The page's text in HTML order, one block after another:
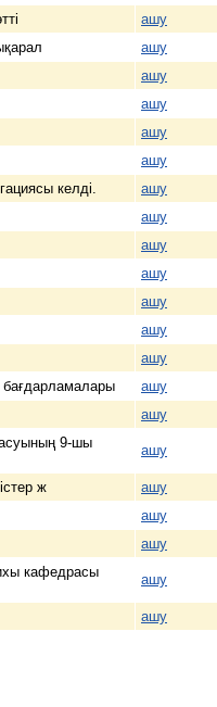
ашу
ашу
ашу
ашу
ашу
ашу
келді.
ашу
ашу
ашу
ашу
ашу
ашу
ашу
бағдарламалары
ашу
ашу
9-шы
ашу
ж
ашу
ашу
ашу
кафедрасы
ашу
ашу